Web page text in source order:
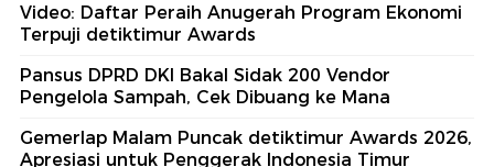
Video: Daftar Peraih Anugerah Program Ekonomi
Terpuji detiktimur Awards
Pansus DPRD DKI Bakal Sidak 200 Vendor
Pengelola Sampah, Cek Dibuang ke Mana
Gemerlap Malam Puncak detiktimur Awards 2026,
Apresiasi untuk Penggerak Indonesia Timur